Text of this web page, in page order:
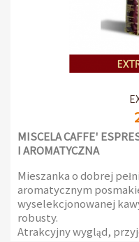
MISCELA CAFFE'
I AROMATYCZNA
Mieszanka o dobrej
aromatycznym
wyselekcjonowanej
robusty.
Atrakcyjny wygląd,